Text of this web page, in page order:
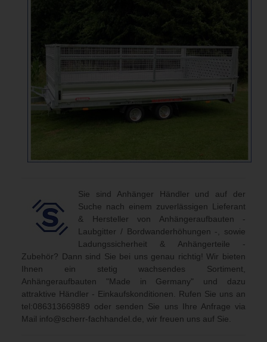
Sie sind Anhänger Händler und auf der
Suche nach einem zuverlässigen Lieferant
& Hersteller von Anhängeraufbauten -
Laubgitter / Bordwanderhöhungen -, sowie
Ladungssicherheit & Anhängerteile -
Zubehör? Dann sind Sie bei uns genau richtig! Wir bieten
Ihnen ein stetig wachsendes Sortiment,
Anhängeraufbauten "Made in Germany" und dazu
attraktive Händler - Einkaufskonditionen. Rufen Sie uns an
tel:086313669889 oder senden Sie uns Ihre Anfrage via
Mail info@scherr-fachhandel.de , wir freuen uns auf Sie.